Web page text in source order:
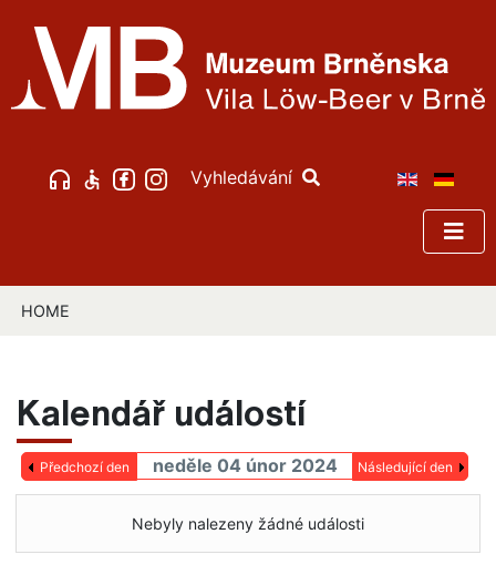
Vyhledávání
HOME
Kalendář událostí
Předchozí den neděle 04 únor 2024 Následující den
Nebyly nalezeny žádné události